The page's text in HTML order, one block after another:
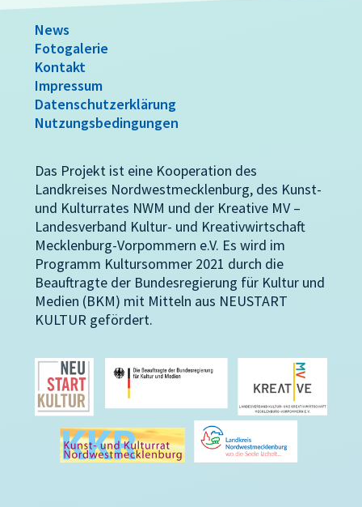
News
Fotogalerie
Kontakt
Impressum
Datenschutzerklärung
Nutzungsbedingungen
Das Projekt ist eine Kooperation des
Landkreises Nordwestmecklenburg, des Kunst-
und Kulturrates NWM und der Kreative MV –
Landesverband Kultur- und Kreativwirtschaft
Mecklenburg-Vorpommern e.V. Es wird im
Programm Kultursommer 2021 durch die
Beauftragte der Bundesregierung für Kultur und
Medien (BKM) mit Mitteln aus NEUSTART
KULTUR gefördert.